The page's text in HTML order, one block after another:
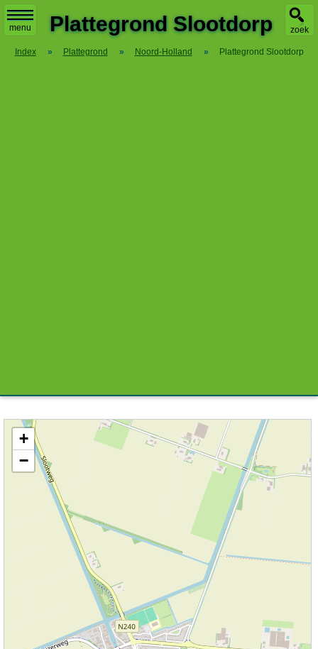
menu zoek
Plattegrond Slootdorp
Index » Plattegrond » Noord-Holland » Plattegrond Slootdorp
Kaart / Plattegrond Slootdorp centrum
+
−